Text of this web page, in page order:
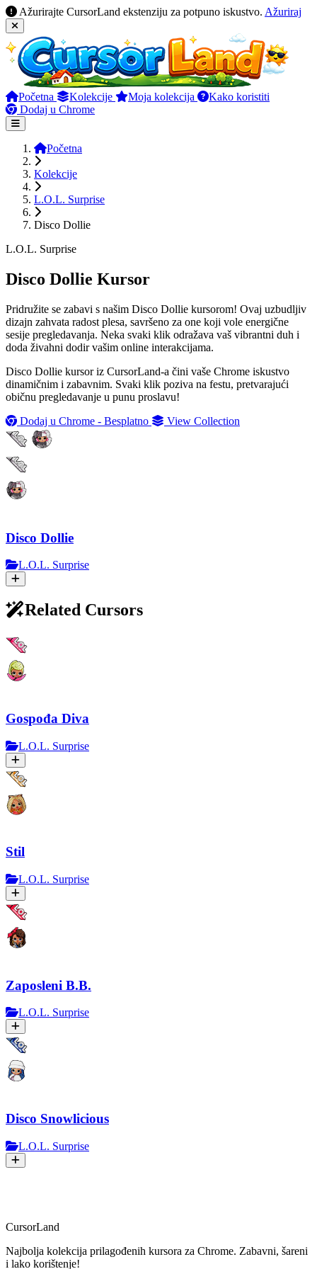
Ažurirajte CursorLand ekstenziju za potpuno iskustvo. Ažuriraj
Početna Kolekcije Moja kolekcija
Kako koristiti
Dodaj u Chrome
Početna
Kolekcije
L.O.L. Surprise
Disco Dollie
L.O.L. Surprise
Disco Dollie Kursor
Pridružite se zabavi s našim Disco Dollie kursorom! Ovaj uzbudljiv
dizajn zahvata radost plesa, savršeno za one koji vole energične
sesije pregledavanja. Neka svaki klik odražava vaš vibrantni duh i
doda živahni dodir vašim online interakcijama.
Disco Dollie kursor iz CursorLand-a čini vaše Chrome iskustvo
dinamičnim i zabavnim. Svaki klik poziva na festu, pretvarajući
običnu pregledavanje u punu proslavu!
Dodaj u Chrome - Besplatno
View Collection
Disco Dollie
L.O.L. Surprise
Related Cursors
Gospođa Diva
L.O.L. Surprise
Stil
L.O.L. Surprise
Zaposleni B.B.
L.O.L. Surprise
Disco Snowlicious
L.O.L. Surprise
CursorLand
Najbolja kolekcija prilagođenih kursora za Chrome. Zabavni, šareni
i lako korištenje!